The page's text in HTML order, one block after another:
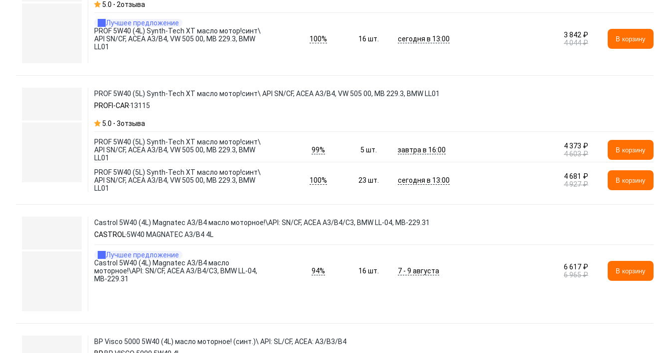
5.0 2отзыва
Лучшее предложение
PROF 5W40 (4L) Synth-Tech XT масло мотор!синт\
API SN/CF, ACEA A3/B4, VW 505 00, MB 229.3, BMW
LL01
100% 16шт. сегодня в 13:00
3 842 ₽
4 044 ₽
В корзину
PROF 5W40 (5L) Synth-Tech XT масло мотор!синт\ API SN/CF, ACEA A3/B4, VW 505 00, MB 229.3, BMW LL01
PROFI-CAR 13115
5.0 3отзыва
PROF 5W40 (5L) Synth-Tech XT масло мотор!синт\
API SN/CF, ACEA A3/B4, VW 505 00, MB 229.3, BMW
LL01
99% 5шт. завтра в 16:00
4 373 ₽
4 603 ₽
В корзину
PROF 5W40 (5L) Synth-Tech XT масло мотор!синт\
API SN/CF, ACEA A3/B4, VW 505 00, MB 229.3, BMW
LL01
100% 23шт. сегодня в 13:00
4 681 ₽
4 927 ₽
В корзину
Castrol 5W40 (4L) Magnatec A3/B4 масло моторное!\API: SN/CF, ACEA A3/B4/C3, BMW LL-04, MB-229.31
CASTROL5W40 MAGNATEC A3/B4 4L
Лучшее предложение
Castrol 5W40 (4L) Magnatec A3/B4 масло
моторное!\API: SN/CF, ACEA A3/B4/C3, BMW LL-04,
MB-229.31
94% 16шт. 7 - 9 августа
6 617 ₽
6 965 ₽
В корзину
BP Visco 5000 5W40 (4L) масло моторное! (синт.)\ API: SL/CF, ACEA: A3/B3/B4